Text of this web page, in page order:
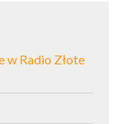
w Radio Złote